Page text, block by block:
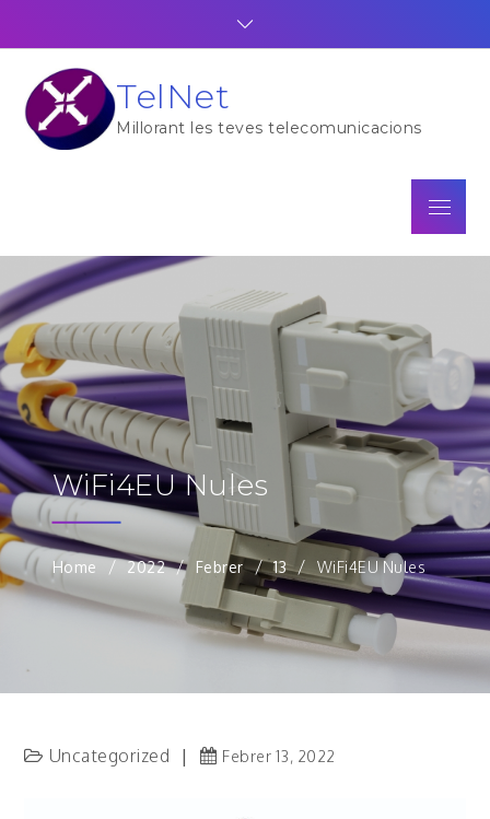
content
TelNet
Millorant les teves telecomunicacions
Menu
WiFi4EU Nules
Home 2022 Febrer 13 WiFi4EU Nules
Uncategorized Febrer 13, 2022